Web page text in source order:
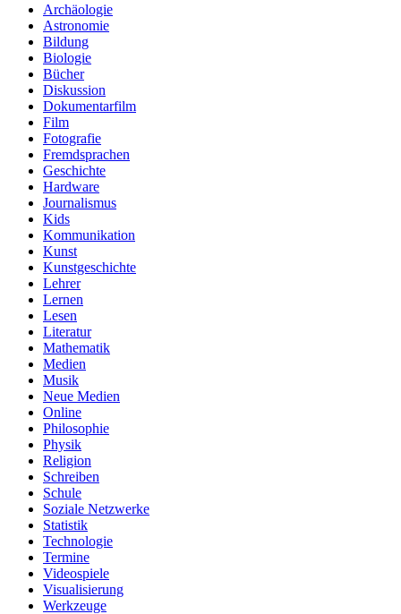
Archäologie
Astronomie
Bildung
Biologie
Bücher
Diskussion
Dokumentarfilm
Film
Fotografie
Fremdsprachen
Geschichte
Hardware
Journalismus
Kids
Kommunikation
Kunst
Kunstgeschichte
Lehrer
Lernen
Lesen
Literatur
Mathematik
Medien
Musik
Neue Medien
Online
Philosophie
Physik
Religion
Schreiben
Schule
Soziale Netzwerke
Statistik
Technologie
Termine
Videospiele
Visualisierung
Werkzeuge